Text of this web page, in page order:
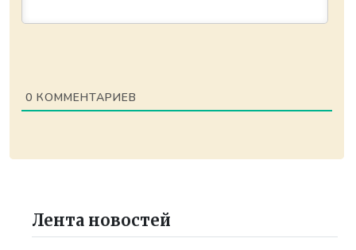
0 КОММЕНТАРИЕВ
Лента новостей